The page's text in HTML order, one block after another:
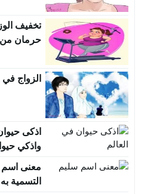
تخفيف
حرمان من
الزواج في
اذكى
واذكي
معنى
التسمية به